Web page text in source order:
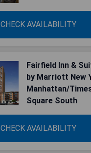
CHECK AVAILABILITY
Fairfield Inn &
by Marriott New
Manhattan/
Square South
CHECK AVAILABILITY